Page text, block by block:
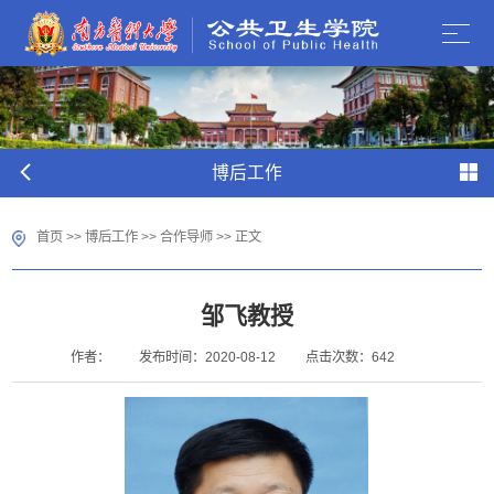
博后工作
首页 >>博后工作 >>合作导师 >> 正文
邹飞教授
作者： 发布时间：2020-08-12 点击次数： 642